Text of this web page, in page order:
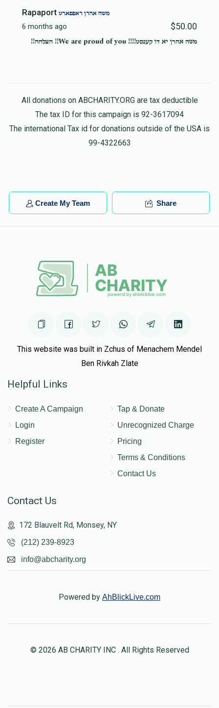
Rapaport משה אהרן ראפפארט
6 months ago $50.00
משה אהרן יא דו קענסט!!!! We are proud of you!! הצלחה!!
All donations on ABCHARITY.ORG are tax deductible
The tax ID for this campaign is 92-3617094
The international Tax id for donations outside of the USA is
99-4322663
Create My Team Share
This website was built in Zchus of Menachem Mendel
Ben Rivkah Zlate
Helpful Links
Create A Campaign
Login
Register
Tap & Donate
Unrecognized Charge
Pricing
Terms & Conditions
Contact Us
Contact Us
172 Blauvelt Rd, Monsey, NY
(212) 239-8923
info@abcharity.org
Powered by AhBlickLive.com
© 2026 AB CHARITY INC . All Rights Reserved